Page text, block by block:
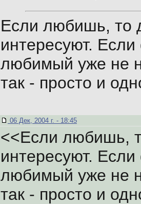
Если любишь, то
интересуют.
любимый уже не
так - просто и
06 Дек, 2004 г. - 18:45
<<Если любишь,
интересуют.
любимый уже не
так - просто и